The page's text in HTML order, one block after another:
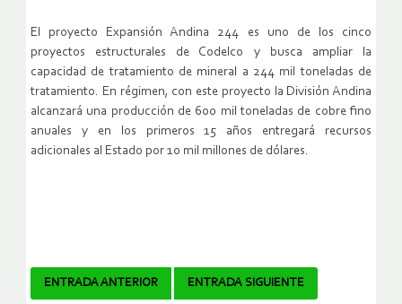
El proyecto Expansión Andina 244 es uno de los cinco
proyectos estructurales de Codelco y busca ampliar la
capacidad de tratamiento de mineral a 244 mil toneladas de
tratamiento. En régimen, con este proyecto la División Andina
alcanzará una producción de 600 mil toneladas de cobre fino
anuales y en los primeros 15 años entregará recursos
adicionales al Estado por 10 mil millones de dólares.
Navegador
ENTRADA ANTERIOR ENTRADA SIGUIENTE